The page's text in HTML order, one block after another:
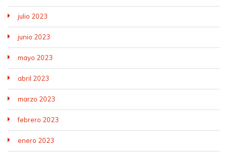
julio 2023
junio 2023
mayo 2023
abril 2023
marzo 2023
febrero 2023
enero 2023